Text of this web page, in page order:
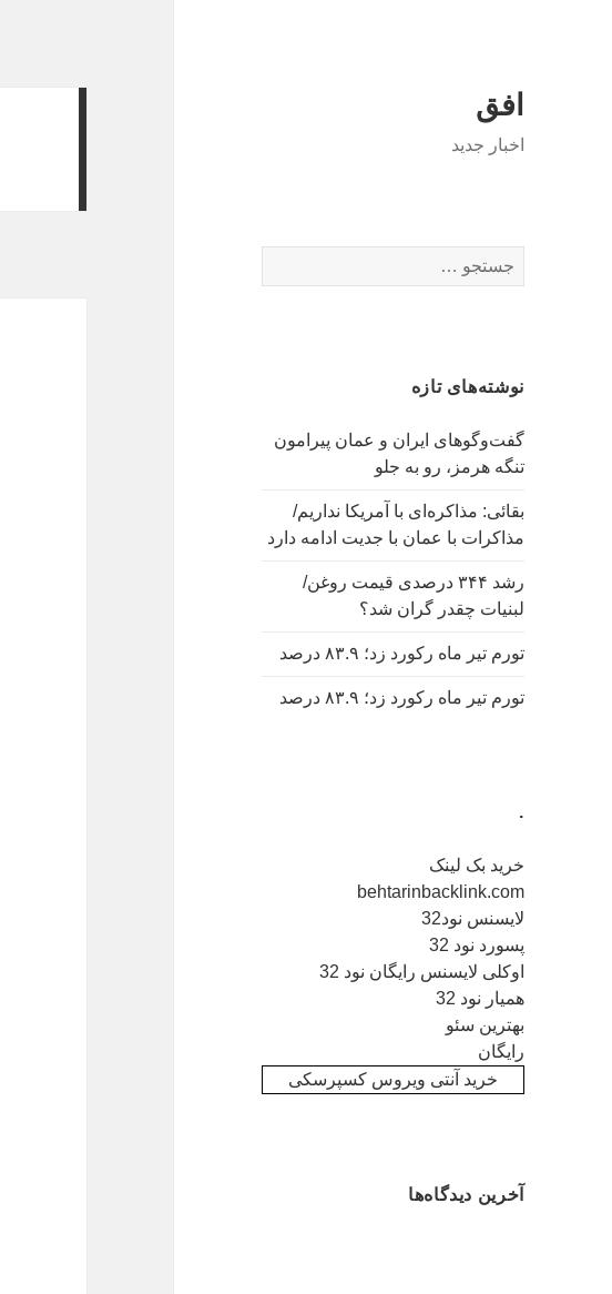
افق
اخبار جدید
برای:
نوشته‌های تازه
گفت‌وگوهای ایران و عمان پیرامون
تنگه هرمز، رو به جلو
بقائی: مذاکره‌ای با آمریکا نداریم/
مذاکرات با عمان با جدیت ادامه دارد
رشد ۳۴۴ درصدی قیمت روغن/
لبنیات چقدر گران شد؟
تورم تیر ماه رکورد زد؛ ۸۳.۹ درصد
تورم تیر ماه رکورد زد؛ ۸۳.۹ درصد
.
خرید بک لینک
behtarinbacklink.com
لایسنس نود32
پسورد نود 32
اوکلی لایسنس رایگان نود 32
همیار نود 32
بهترین سئو
رایگان
خرید آنتی ویروس کسپرسکی
آخرین دیدگاه‌ها